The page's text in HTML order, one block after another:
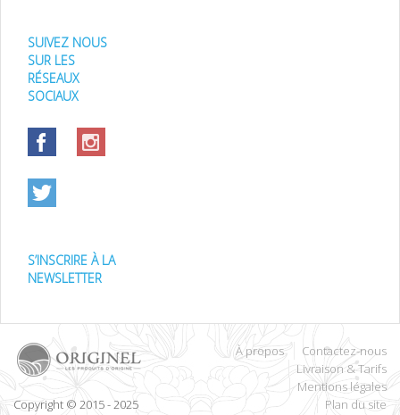
SUIVEZ NOUS
SUR LES
RÉSEAUX
SOCIAUX
S’INSCRIRE À LA
NEWSLETTER
Copyright © 2015 - 2025
À propos
Contactez-nous
Livraison & Tarifs
Mentions légales
Plan du site